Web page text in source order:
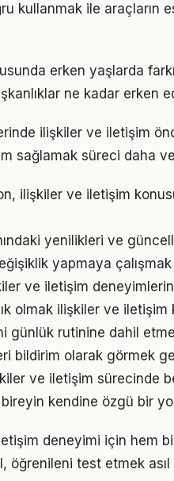
kullanmak ile araçların
erken yaşlarda
ne kadar erken
ilişkiler ve iletişim
sağlamak süreci daha
ilişkiler ve iletişim
yenilikleri ve
yapmaya
ve iletişim
olmak ilişkiler ve
günlük rutinine dahil
bildirim olarak görmek
ve iletişim sürecinde
kendine özgü bir
deneyimi için hem
öğrenileni test etmek asıl